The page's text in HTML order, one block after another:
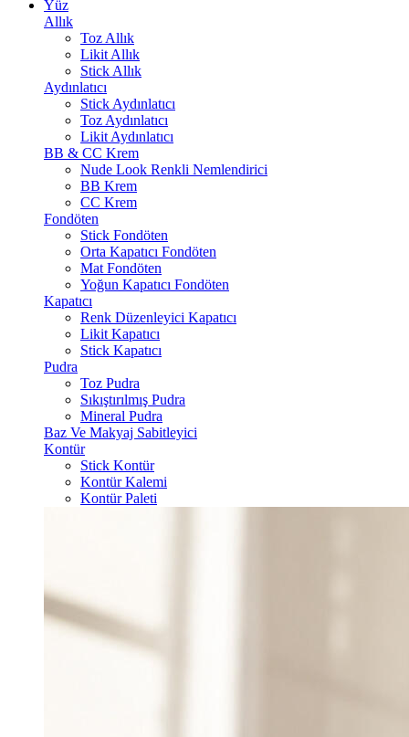
Yüz
Allık
Toz Allık
Likit Allık
Stick Allık
Aydınlatıcı
Stick Aydınlatıcı
Toz Aydınlatıcı
Likit Aydınlatıcı
BB & CC Krem
Nude Look Renkli Nemlendirici
BB Krem
CC Krem
Fondöten
Stick Fondöten
Orta Kapatıcı Fondöten
Mat Fondöten
Yoğun Kapatıcı Fondöten
Kapatıcı
Renk Düzenleyici Kapatıcı
Likit Kapatıcı
Stick Kapatıcı
Pudra
Toz Pudra
Sıkıştırılmış Pudra
Mineral Pudra
Baz Ve Makyaj Sabitleyici
Kontür
Stick Kontür
Kontür Kalemi
Kontür Paleti